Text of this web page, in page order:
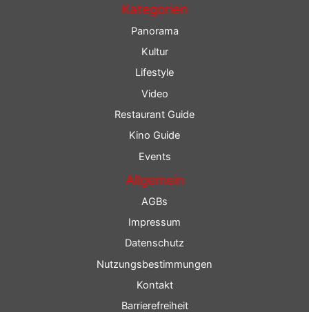
Kategorien
Panorama
Kultur
Lifestyle
Video
Restaurant Guide
Kino Guide
Events
Allgemein
AGBs
Impressum
Datenschutz
Nutzungsbestimmungen
Kontakt
Barrierefreiheit